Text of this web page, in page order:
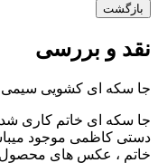
بازگشت
نقد و بررسی
جا سکه ای کشویی
جا سکه ای خاتم کاری
دستی کاظمی موجود
خاتم ، عکس های محصول